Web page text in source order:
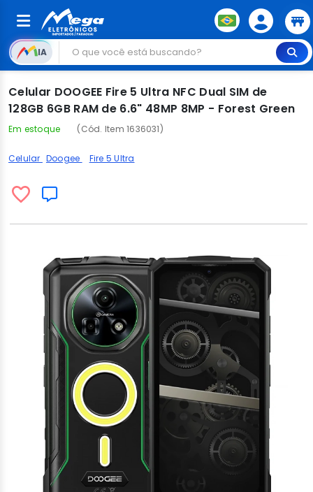
IA
Celular DOOGEE Fire 5 Ultra NFC Dual SIM de
128GB 6GB RAM de 6.6" 48MP 8MP - Forest Green
Em estoque (Cód. Item 1636031)
Celular Doogee Fire 5 Ultra